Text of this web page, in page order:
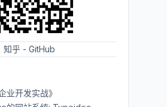
知乎 - GitHub
业开发实战》